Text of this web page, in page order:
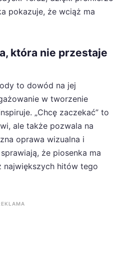
pokazuje, że wciąż ma
która nie przestaje
to dowód na jej
w tworzenie
„Chcę zaczekać” to
ale także pozwala na
oprawa wizualna i
że piosenka ma
największych hitów tego